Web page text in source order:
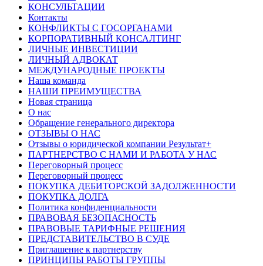
КОНСУЛЬТАЦИИ
Контакты
КОНФЛИКТЫ С ГОСОРГАНАМИ
КОРПОРАТИВНЫЙ КОНСАЛТИНГ
ЛИЧНЫЕ ИНВЕСТИЦИИ
ЛИЧНЫЙ АДВОКАТ
МЕЖДУНАРОДНЫЕ ПРОЕКТЫ
Наша команда
НАШИ ПРЕИМУЩЕСТВА
Новая страница
О нас
Обращение генерального директора
ОТЗЫВЫ О НАС
Отзывы о юридической компании Результат+
ПАРТНЕРСТВО С НАМИ И РАБОТА У НАС
Переговорный процесс
Переговорный процесс
ПОКУПКА ДЕБИТОРСКОЙ ЗАДОЛЖЕННОСТИ
ПОКУПКА ДОЛГА
Политика конфиденциальности
ПРАВОВАЯ БЕЗОПАСНОСТЬ
ПРАВОВЫЕ ТАРИФНЫЕ РЕШЕНИЯ
ПРЕДСТАВИТЕЛЬСТВО В СУДЕ
Приглашение к партнерству
ПРИНЦИПЫ РАБОТЫ ГРУППЫ